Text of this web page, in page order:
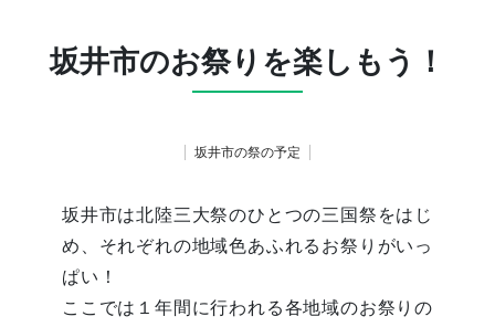
坂井市のお祭りを楽しもう！
坂井市の祭の予定
坂井市は北陸三大祭のひとつの三国祭をはじ
め、それぞれの地域色あふれるお祭りがいっ
ぱい！
ここでは１年間に行われる各地域のお祭りの